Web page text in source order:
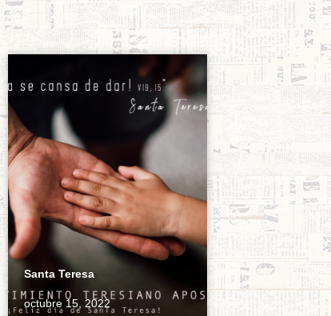
Santa Teresa
octubre 15, 2022